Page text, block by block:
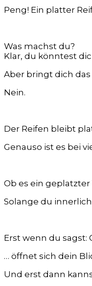
Peng! Ein platter
Was machst du?
Klar, du könntest
Aber bringt dich
Nein.
Der Reifen bleibt
Genauso ist es bei
Ob es ein
Solange du
Erst wenn du sagst:
… öffnet sich dein
Und erst dann